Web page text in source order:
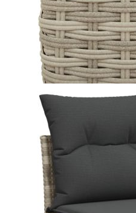
Материал на покритието:
Ширина на подлакътника:
Материал за пълнеж на
възглавницата за сядане:
Материал за пълнеж на
облегалката:
Купи на изплащане
Credit calculator
Градински комплект с
светлосив полиратан
Please select credit institution
Цена на продукта:
Extraction of information
Предоставената таблица е
Добавете продукта в
количката" и при поръчка
вноски на кредита.